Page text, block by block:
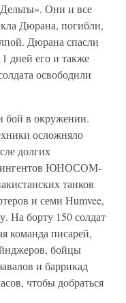
Они и все
Дюрана, погибли,
Дюрана спасли
дней его и также
освободили
бой в окружении.
осложняло
долгих
ЮНОСОМ-
танков
и семи Humvee,
борту 150 солдат
команда писарей,
бойцы
и баррикад
чтобы добраться